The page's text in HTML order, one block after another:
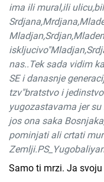
ima ili mural,ili
nas..Tek sada vidim
SE i danasnje
tzv"bratstvo i
yugozastavama jer
jos ona saka
pominjati ali crtati
Samo ti mrzi. Ja